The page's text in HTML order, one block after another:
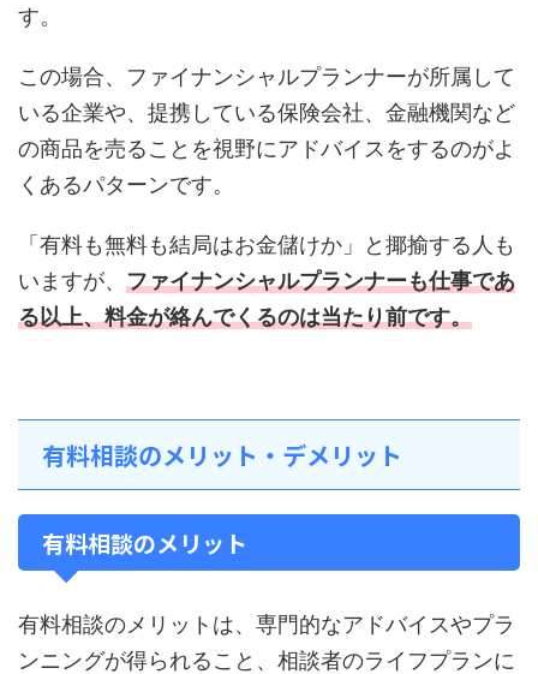
す。
この場合、ファイナンシャルプランナーが所属して
いる企業や、提携している保険会社、金融機関など
の商品を売ることを視野にアドバイスをするのがよ
くあるパターンです。
「有料も無料も結局はお金儲けか」と揶揄する人も
いますが、 ファイナンシャルプランナーも仕事であ
る以上、料金が絡んでくるのは当たり前です。
有料相談のメリット・デメリット
有料相談のメリット
有料相談のメリットは、専門的なアドバイスやプラ
ンニングが得られること、相談者のライフプランに